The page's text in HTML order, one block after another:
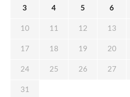
3 4 5 6
10 11 12 13
17 18 19 20
24 25 26 27
31